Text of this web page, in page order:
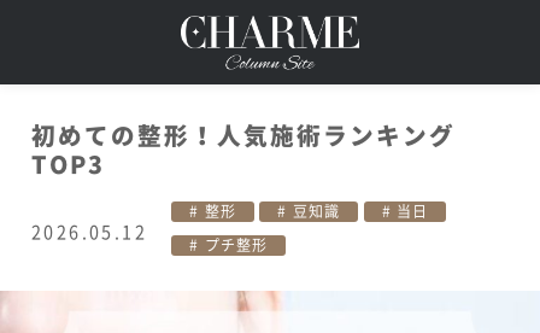
初めての整形！人気施術ランキング
TOP3
2026.05.12
整形 豆知識 当日
プチ整形